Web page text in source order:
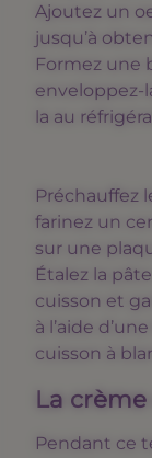
Ajoutez un
jusqu’à
Formez une
enveloppez-
la au
Préchauffez
farinez un
sur une
Étalez la
cuisson et
à l’aide
cuisson à
La crème
Pendant ce